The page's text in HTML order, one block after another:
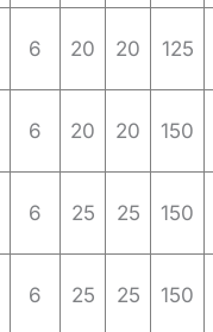
6 20 20 125
6 20 20 150
6 25 25 150
6 25 25 150